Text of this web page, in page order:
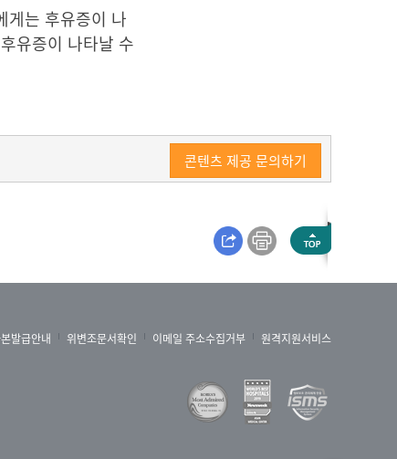
게는 후유증이 나
유증이 나타날 수
콘텐츠 제공 문의하기
발급안내 위변조문서확인 이메일 주소수집거부 원격지원서비스